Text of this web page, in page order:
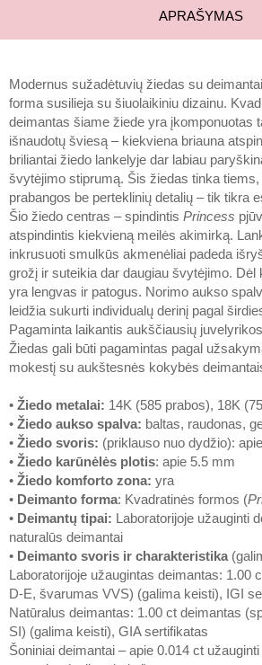
APRAŠYMAS
Modernus sužadėtuvių žiedas su
forma susilieja su šiuolaikiniu dizainu.
deimantas šiame žiede yra įkomponuotas
išnaudotų šviesą – kiekviena briauna
briliantai žiedo lankelyje dar labiau
švytėjimo stiprumą. Šis žiedas tinka tiems,
prabangos be perteklinių detalių – tik tikra
Šio žiedo centras – spindintis Princess
atspindintis kiekvieną meilės akimirką.
inkrusuoti smulkūs akmenėliai padeda
grožį ir suteikia dar daugiau švytėjimo. Dėl
yra lengvas ir patogus. Norimo aukso
leidžia sukurti individualų derinį pagal
Pagaminta laikantis aukščiausių
Žiedas gali būti pagamintas pagal
mokestį su aukštesnės kokybės
• Žiedo metalai: 14K (585 prabos), 18K
• Žiedo aukso spalva: baltas, raudonas,
• Žiedo svoris: (priklauso nuo dydžio):
• Žiedo karūnėlės plotis: apie 5.5 mm
• Žiedo komforto zona: yra
• Deimanto forma: Kvadratinės formos (
• Deimantų tipai: Laboratorijoje užauginti
naturalūs deimantai
• Deimanto svoris ir charakteristika
Laboratorijoje užaugintas deimantas: 1.00
D-E, švarumas VVS) (galima keisti), IGI
Natūralus deimantas: 1.00 ct deimantas
SI) (galima keisti), GIA sertifikatas
Šoniniai deimantai – apie 0.014 ct